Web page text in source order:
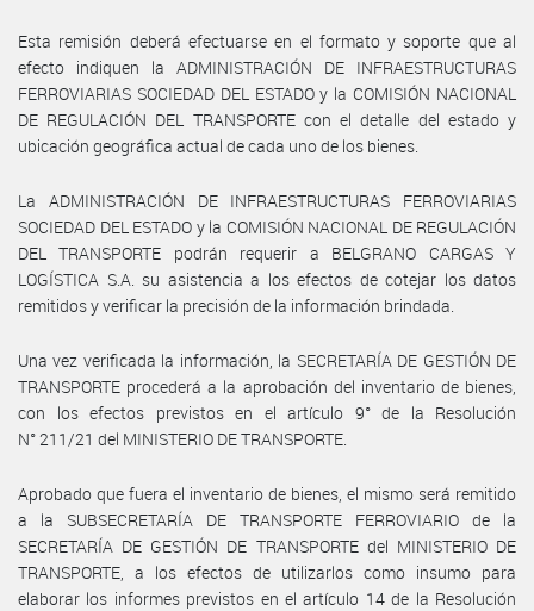
Esta remisión deberá efectuarse en el formato y soporte que al
efecto indiquen la ADMINISTRACIÓN DE INFRAESTRUCTURAS
FERROVIARIAS SOCIEDAD DEL ESTADO y la COMISIÓN NACIONAL
DE REGULACIÓN DEL TRANSPORTE con el detalle del estado y
ubicación geográfica actual de cada uno de los bienes.
La ADMINISTRACIÓN DE INFRAESTRUCTURAS FERROVIARIAS
SOCIEDAD DEL ESTADO y la COMISIÓN NACIONAL DE REGULACIÓN
DEL TRANSPORTE podrán requerir a BELGRANO CARGAS Y
LOGÍSTICA S.A. su asistencia a los efectos de cotejar los datos
remitidos y verificar la precisión de la información brindada.
Una vez verificada la información, la SECRETARÍA DE GESTIÓN DE
TRANSPORTE procederá a la aprobación del inventario de bienes,
con los efectos previstos en el artículo 9° de la Resolución
N° 211/21 del MINISTERIO DE TRANSPORTE.
Aprobado que fuera el inventario de bienes, el mismo será remitido
a la SUBSECRETARÍA DE TRANSPORTE FERROVIARIO de la
SECRETARÍA DE GESTIÓN DE TRANSPORTE del MINISTERIO DE
TRANSPORTE, a los efectos de utilizarlos como insumo para
elaborar los informes previstos en el artículo 14 de la Resolución